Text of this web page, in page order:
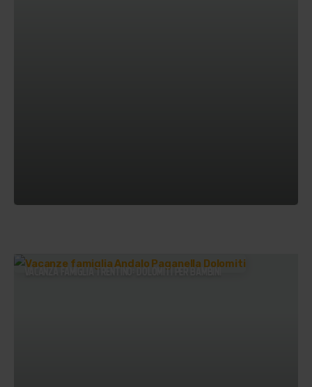
VACANZA FAMIGLIA TRENTINO: DOLOMITI PER BAMBINI